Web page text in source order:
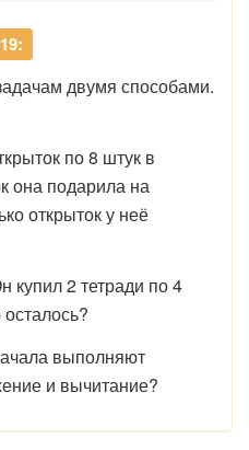
двумя способами.
по 8 штук в
она подарила на
открыток у неё
2 тетради по 4
выполняют
и вычитание?